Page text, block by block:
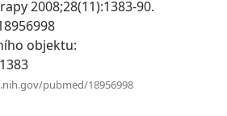
okno)
2008;28(11):1383-90.
objektu‎:
pubmed/18956998